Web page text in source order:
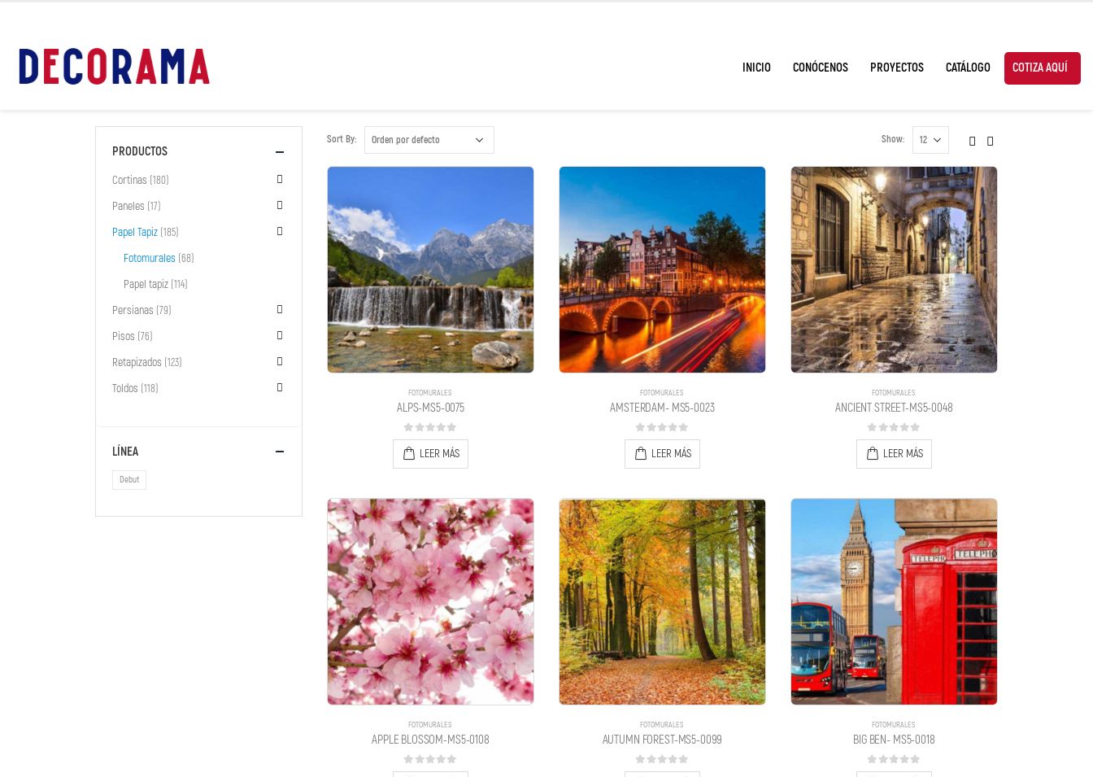
INICIO CONÓCENOS PROYECTOS CATÁLOGO COTIZA AQUÍ
Sort By: Show:
FOTOMURALES
ALPS-MS5-0075
0out of 5
LEER MÁS
FOTOMURALES
AMSTERDAM- MS5-0023
0out of 5
LEER MÁS
FOTOMURALES
ANCIENT STREET-MS5-0048
0out of 5
LEER MÁS
FOTOMURALES
APPLE BLOSSOM-MS5-0108
0out of 5
FOTOMURALES
AUTUMN FOREST-MS5-0099
0out of 5
FOTOMURALES
BIG BEN- MS5-0018
0out of 5
PRODUCTOS
Cortinas (180)
Paneles (17)
Papel Tapiz (185)
Fotomurales (68)
Papel tapiz (114)
Persianas (79)
Pisos (76)
Retapizados (123)
Toldos (118)
LÍNEA
Debut